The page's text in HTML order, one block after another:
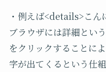
・例えば<details>こ
ブラウザには詳細とい
をクリックすることに
字が出てくるという仕組